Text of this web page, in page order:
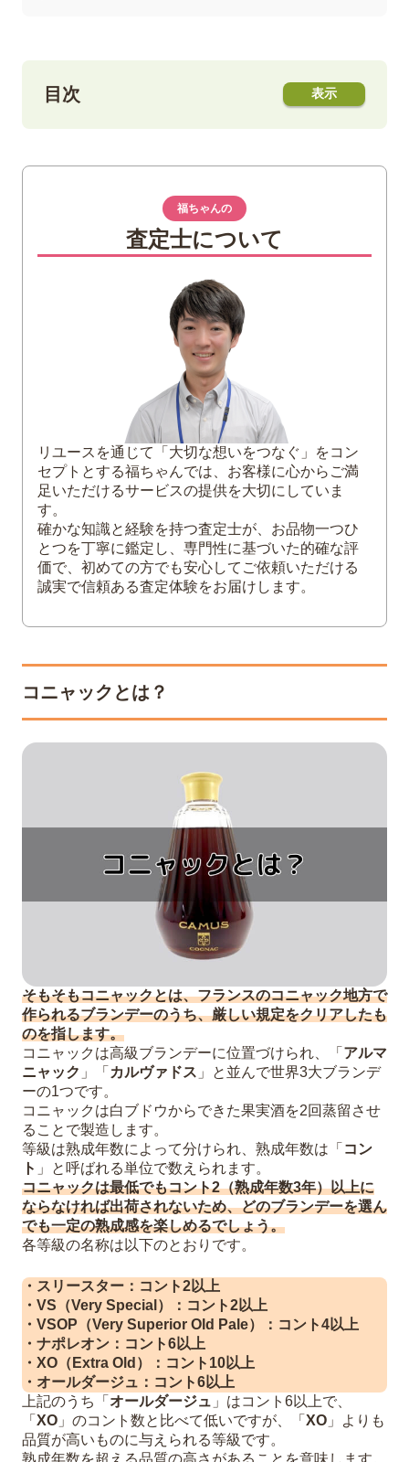
目次
150年以上の歴史を持つブランド
まろやかで繊細かつ深みのある味わい
カミュ買取なら福ちゃんへ
カミュのブランデーの有名ラインナップ
カミュ VSOP エレガンス
カミュ ジュビリー バカラ
カミュ トラディション バカラ
カミュ ボルドリー XO
カミュ イル・ド・レ ファインアイランド
5
カミュは初心者から上級者まで楽しめるブ
ランデー
福ちゃんの
査定士について
リユースを通じて「大切な想いをつなぐ」をコン
セプトとする福ちゃんでは、お客様に心からご満
足いただけるサービスの提供を大切にしていま
す。
確かな知識と経験を持つ査定士が、お品物一つひ
とつを丁寧に鑑定し、専門性に基づいた的確な評
価で、初めての方でも安心してご依頼いただける
誠実で信頼ある査定体験をお届けします。
コニャックとは？
そもそもコニャックとは、フランスのコニャック地方で
作られるブランデーのうち、厳しい規定をクリアしたも
のを指します。
コニャックは高級ブランデーに位置づけられ、「 アルマ
ニャック 」「 カルヴァドス 」と並んで世界3大ブランデ
ーの1つです。
コニャックは白ブドウからできた果実酒を2回蒸留させ
ることで製造します。
等級は熟成年数によって分けられ、熟成年数は「 コン
ト 」と呼ばれる単位で数えられます。
コニャックは最低でもコント2（熟成年数3年）以上に
ならなければ出荷されないため、どのブランデーを選ん
でも一定の熟成感を楽しめるでしょう。
各等級の名称は以下のとおりです。
・スリースター：コント2以上
・VS（Very Special）：コント2以上
・VSOP（Very Superior Old Pale）：コント4以上
・ナポレオン：コント6以上
・XO（Extra Old）：コント10以上
・オールダージュ：コント6以上
上記のうち「 オールダージュ 」はコント6以上で、
「 XO 」のコント数と比べて低いですが、「 XO 」よりも
品質が高いものに与えられる等級です。
熟成年数を超える品質の高さがあることを意味します。